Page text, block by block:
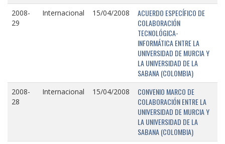
2008-
29
Internacional 15/04/2008
ACUERDO ESPECÍFICO DE
COLABORACIÓN
TECNOLÓGICA-
INFORMÁTICA ENTRE LA
UNIVERSIDAD DE MURCIA Y
LA UNIVERSIDAD DE LA
SABANA (COLOMBIA)
2008-
28
Internacional 15/04/2008
CONVENIO MARCO DE
COLABORACIÓN ENTRE LA
UNIVERSIDAD DE MURCIA Y
LA UNIVERSIDAD DE LA
SABANA (COLOMBIA)